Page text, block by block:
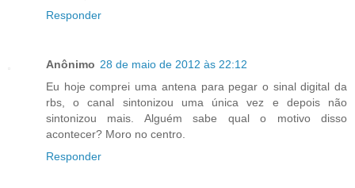
Responder
Anônimo 28 de maio de 2012 às 22:12
Eu hoje comprei uma antena para pegar o sinal digital da
rbs, o canal sintonizou uma única vez e depois não
sintonizou mais. Alguém sabe qual o motivo disso
acontecer? Moro no centro.
Responder